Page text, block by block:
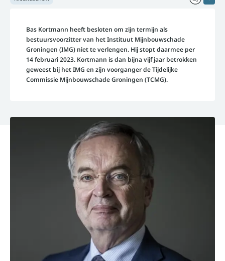
Bas Kortmann heeft besloten om zijn termijn als
bestuursvoorzitter van het Instituut Mijnbouwschade
Groningen (IMG) niet te verlengen. Hij stopt daarmee per
14 februari 2023. Kortmann is dan bijna vijf jaar betrokken
geweest bij het IMG en zijn voorganger de Tijdelijke
Commissie Mijnbouwschade Groningen (TCMG).